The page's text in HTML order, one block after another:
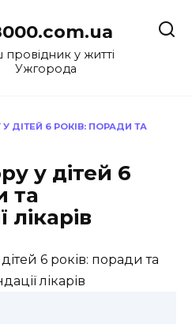
у житті
Ужгорода
ДІТЕЙ 6 РОКІВ: ПОРАДИ ТА
у дітей 6
та